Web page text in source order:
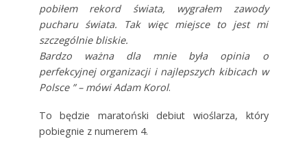
pobiłem rekord świata, wygrałem zawody
pucharu świata. Tak więc miejsce to jest mi
szczególnie bliskie.
Bardzo ważna dla mnie była opinia o
perfekcyjnej organizacji i najlepszych kibicach w
Polsce ” – mówi Adam Korol.
To będzie maratoński debiut wioślarza, który
pobiegnie z numerem 4.